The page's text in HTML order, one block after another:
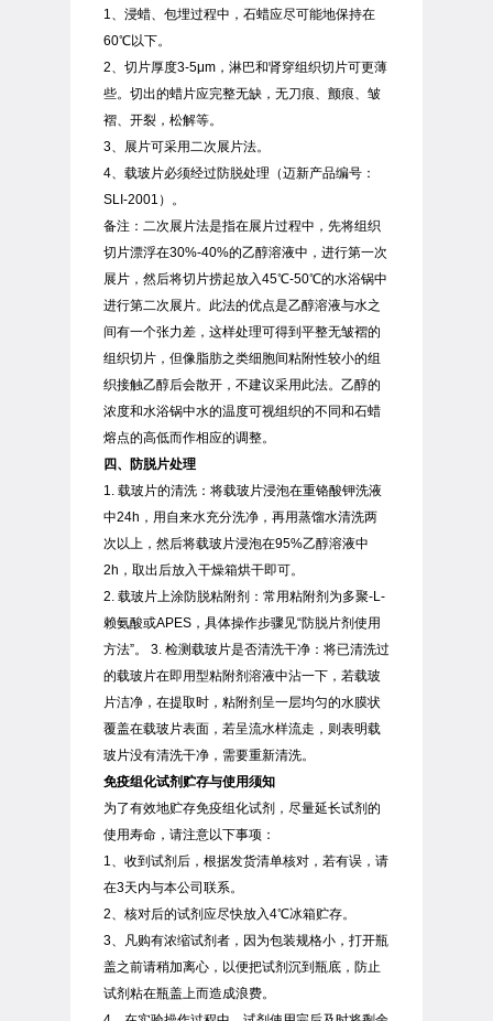
1、浸蜡、包埋过程中，石蜡应尽可能地保持在
60℃以下。
2、切片厚度3-5μm，淋巴和肾穿组织切片可更薄
些。切出的蜡片应完整无缺，无刀痕、颤痕、皱
褶、开裂，松解等。
3、展片可采用二次展片法。
4、载玻片必须经过防脱处理（迈新产品编号：
SLI-2001）。
备注：二次展片法是指在展片过程中，先将组织
切片漂浮在30%-40%的乙醇溶液中，进行第一次
展片，然后将切片捞起放入45℃-50℃的水浴锅中
进行第二次展片。此法的优点是乙醇溶液与水之
间有一个张力差，这样处理可得到平整无皱褶的
组织切片，但像脂肪之类细胞间粘附性较小的组
织接触乙醇后会散开，不建议采用此法。乙醇的
浓度和水浴锅中水的温度可视组织的不同和石蜡
熔点的高低而作相应的调整。
四、防脱片处理
1. 载玻片的清洗：将载玻片浸泡在重铬酸钾洗液
中24h，用自来水充分洗净，再用蒸馏水清洗两
次以上，然后将载玻片浸泡在95%乙醇溶液中
2h，取出后放入干燥箱烘干即可。
2. 载玻片上涂防脱粘附剂：常用粘附剂为多聚-L-
赖氨酸或APES，具体操作步骤见“防脱片剂使用
方法”。 3. 检测载玻片是否清洗干净：将已清洗过
的载玻片在即用型粘附剂溶液中沾一下，若载玻
片洁净，在提取时，粘附剂呈一层均匀的水膜状
覆盖在载玻片表面，若呈流水样流走，则表明载
玻片没有清洗干净，需要重新清洗。
免疫组化试剂贮存与使用须知
为了有效地贮存免疫组化试剂，尽量延长试剂的
使用寿命，请注意以下事项：
1、收到试剂后，根据发货清单核对，若有误，请
在3天内与本公司联系。
2、核对后的试剂应尽快放入4℃冰箱贮存。
3、凡购有浓缩试剂者，因为包装规格小，打开瓶
盖之前请稍加离心，以便把试剂沉到瓶底，防止
试剂粘在瓶盖上而造成浪费。